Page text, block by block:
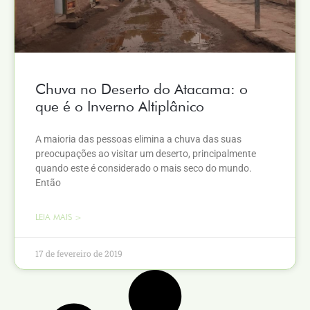
Chuva no Deserto do Atacama: o
que é o Inverno Altiplânico
A maioria das pessoas elimina a chuva das suas
preocupações ao visitar um deserto, principalmente
quando este é considerado o mais seco do mundo.
Então
LEIA MAIS >
17 de fevereiro de 2019